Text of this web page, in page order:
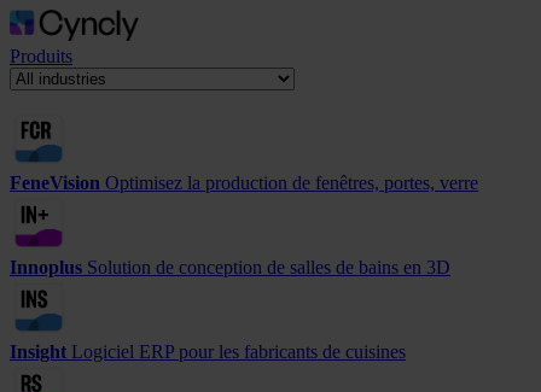
Produits
FeneVision Optimisez la production de fenêtres, portes, verre
Innoplus Solution de conception de salles de bains en 3D
Insight Logiciel ERP pour les fabricants de cuisines